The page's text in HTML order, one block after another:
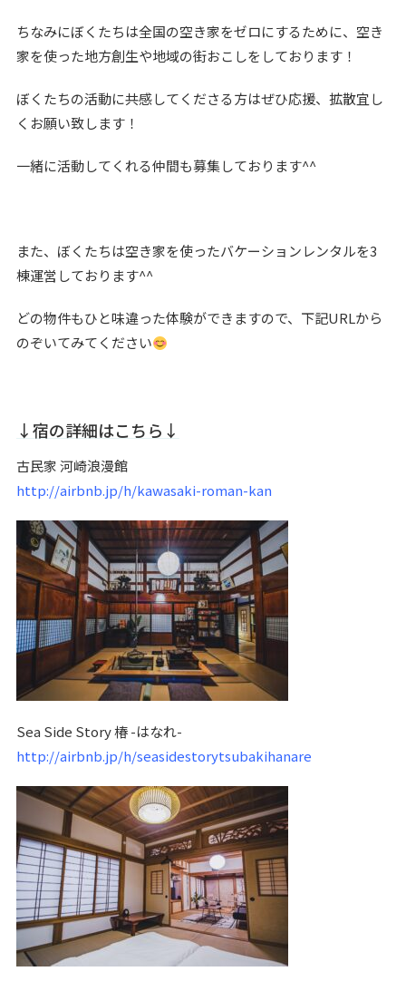
ちなみにぼくたちは全国の空き家をゼロにするために、空き
家を使った地方創生や地域の街おこしをしております！
ぼくたちの活動に共感してくださる方はぜひ応援、拡散宜し
くお願い致します！
一緒に活動してくれる仲間も募集しております^^
また、ぼくたちは空き家を使ったバケーションレンタルを3
棟運営しております^^
どの物件もひと味違った体験ができますので、下記URLから
のぞいてみてください
↓宿の詳細はこちら↓
古民家 河崎浪漫館
http://airbnb.jp/h/kawasaki-roman-kan
Sea Side Story 椿 -はなれ-
http://airbnb.jp/h/seasidestorytsubakihanare